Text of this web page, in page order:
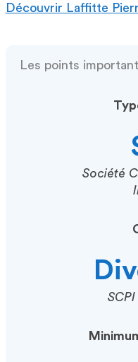
Découvrir Laffitte
Les points
Société